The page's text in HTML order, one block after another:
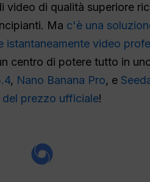
video di qualità superiore
Ma c'è una
istantaneamente video
centro di potere tutto in
, Nano Banana Pro, e
del prezzo ufficiale!